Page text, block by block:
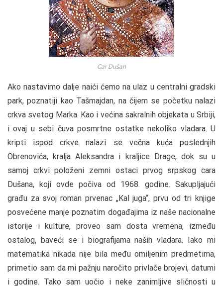
Car Dušan
Ako nastavimo dalje naići ćemo na ulaz u centralni gradski
park, poznatiji kao Tašmajdan, na čijem se početku nalazi
crkva svetog Marka. Kao i većina sakralnih objekata u Srbiji,
i ovaj u sebi čuva posmrtne ostatke nekoliko vladara. U
kripti ispod crkve nalazi se večna kuća poslednjih
Obrenovića, kralja Aleksandra i kraljice Drage, dok su u
samoj crkvi položeni zemni ostaci prvog srpskog cara
Dušana, koji ovde počiva od 1968. godine. Sakupljajući
građu za svoj roman prvenac „Kal juga“, prvu od tri knjige
posvećene manje poznatim događajima iz naše nacionalne
istorije i kulture, proveo sam dosta vremena, između
ostalog, baveći se i biografijama naših vladara. Iako mi
matematika nikada nije bila među omiljenim predmetima,
primetio sam da mi pažnju naročito privlače brojevi, datumi
i godine. Tako sam uočio i neke zanimljive sličnosti u